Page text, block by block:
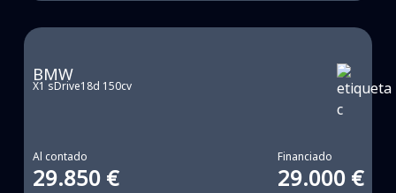
BMW
X1 sDrive18d 150cv
Al contado
29.850 €
Financiado
29.000 €